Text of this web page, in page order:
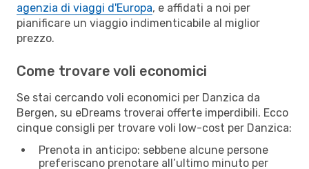
agenzia di viaggi d'Europa, e affidati a noi per
pianificare un viaggio indimenticabile al miglior
prezzo.
Come trovare voli economici
Se stai cercando voli economici per Danzica da
Bergen, su eDreams troverai offerte imperdibili. Ecco
cinque consigli per trovare voli low-cost per Danzica:
Prenota in anticipo: sebbene alcune persone
preferiscano prenotare all’ultimo minuto per